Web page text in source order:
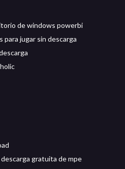
de windows powerbi
para jugar sin descarga
gratuita de mpe